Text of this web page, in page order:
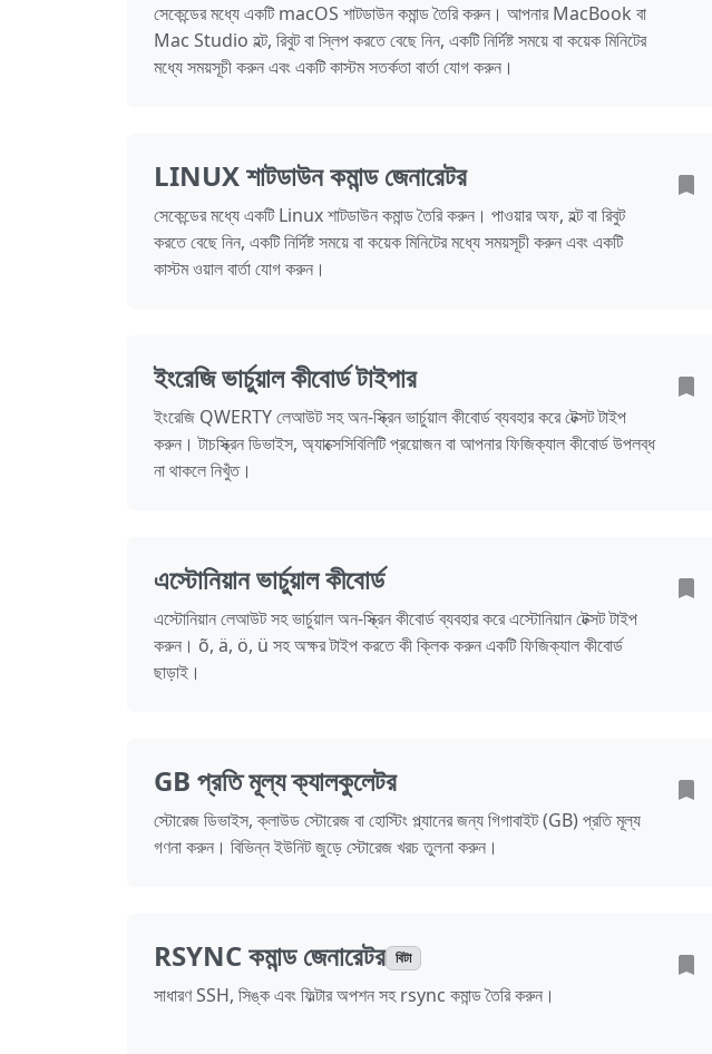
সেকেন্ডের মধ্যে একটি macOS শাটডাউন কমান্ড তৈরি করুন। আপনার MacBook বা
Mac Studio হল্ট, রিবুট বা স্লিপ করতে বেছে নিন, একটি নির্দিষ্ট সময়ে বা কয়েক মিনিটের
মধ্যে সময়সূচী করুন এবং একটি কাস্টম সতর্কতা বার্তা যোগ করুন।
LINUX শাটডাউন কমান্ড জেনারেটর
সেকেন্ডের মধ্যে একটি Linux শাটডাউন কমান্ড তৈরি করুন। পাওয়ার অফ, হল্ট বা রিবুট
করতে বেছে নিন, একটি নির্দিষ্ট সময়ে বা কয়েক মিনিটের মধ্যে সময়সূচী করুন এবং একটি
কাস্টম ওয়াল বার্তা যোগ করুন।
ইংরেজি ভার্চুয়াল কীবোর্ড টাইপার
ইংরেজি QWERTY লেআউট সহ অন-স্ক্রিন ভার্চুয়াল কীবোর্ড ব্যবহার করে টেক্সট টাইপ
করুন। টাচস্ক্রিন ডিভাইস, অ্যাক্সেসিবিলিটি প্রয়োজন বা আপনার ফিজিক্যাল কীবোর্ড উপলব্ধ
না থাকলে নিখুঁত।
এস্টোনিয়ান ভার্চুয়াল কীবোর্ড
এস্টোনিয়ান লেআউট সহ ভার্চুয়াল অন-স্ক্রিন কীবোর্ড ব্যবহার করে এস্টোনিয়ান টেক্সট টাইপ
করুন। õ, ä, ö, ü সহ অক্ষর টাইপ করতে কী ক্লিক করুন একটি ফিজিক্যাল কীবোর্ড
ছাড়াই।
GB প্রতি মূল্য ক্যালকুলেটর
স্টোরেজ ডিভাইস, ক্লাউড স্টোরেজ বা হোস্টিং প্ল্যানের জন্য গিগাবাইট (GB) প্রতি মূল্য
গণনা করুন। বিভিন্ন ইউনিট জুড়ে স্টোরেজ খরচ তুলনা করুন।
RSYNC কমান্ড জেনারেটর বিটা
সাধারণ SSH, সিঙ্ক এবং ফিল্টার অপশন সহ rsync কমান্ড তৈরি করুন।